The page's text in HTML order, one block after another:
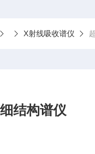
X射线吸收谱仪
结构谱仪